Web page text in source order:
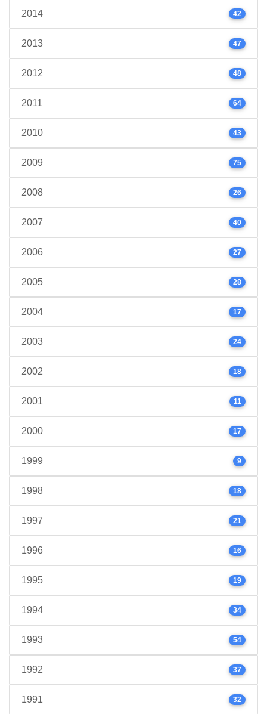
2014 42
2013 47
2012 48
2011 64
2010 43
2009 75
2008 26
2007 40
2006 27
2005 28
2004 17
2003 24
2002 18
2001 11
2000 17
1999 9
1998 18
1997 21
1996 16
1995 19
1994 34
1993 54
1992 37
1991 32